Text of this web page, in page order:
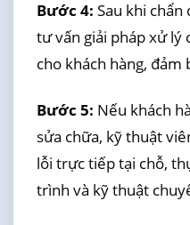
Bước 4: Sau khi chẩn
tư vấn giải pháp xử lý
cho khách hàng, đảm
Bước 5: Nếu khách
sửa chữa, kỹ thuật
lỗi trực tiếp tại chỗ,
trình và kỹ thuật